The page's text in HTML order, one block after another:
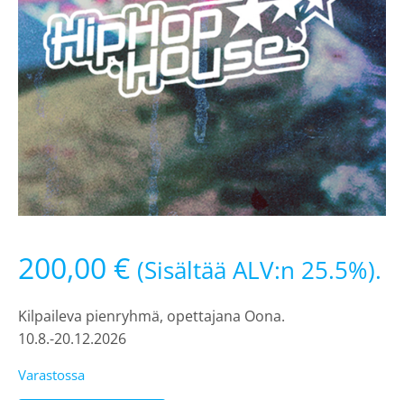
200,00 € (Sisältää ALV:n 25.5%).
Kilpaileva pienryhmä, opettajana Oona.
10.8.-20.12.2026
Varastossa